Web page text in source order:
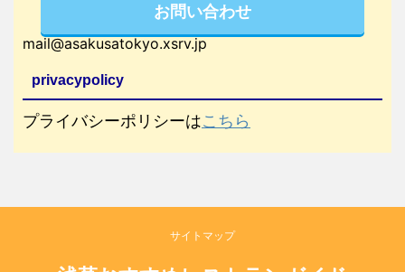
お問い合わせ
mail@asakusatokyo.xsrv.jp
privacypolicy
プライバシーポリシーはこちら
サイトマップ